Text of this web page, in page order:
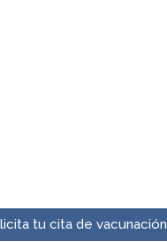
tu cita de vacunación